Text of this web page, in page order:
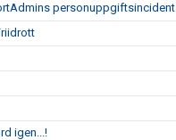
personuppgiftsincident
igen...!